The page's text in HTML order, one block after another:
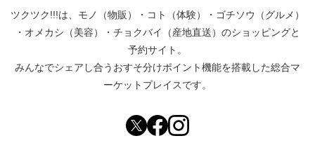
学んだことが非常に高い確率で実際に通用する！！
と言う手応えを感じながら、キャリアをスタートで
場とすること。その安心感と有用性を、HAJapanの
ツクツク!!!は、 モノ（物販） ・ コト（体験） ・ ゴチソウ（グルメ）
・ オメカシ（美容） ・ チョクバイ（産地直送） のショッピングと
予約サイト。
みんなでシェアし合う おすそ分けポイント機能を搭載した総合マ
ーケットプレイスです。